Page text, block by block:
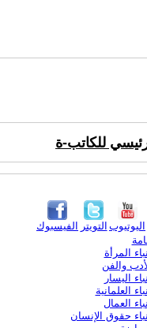
للكاتب-ة
الفيسبوك التويتر اليوتيوب
المرأة
والفن
اليسار
العلمانية
العمال
حقوق الإنسان